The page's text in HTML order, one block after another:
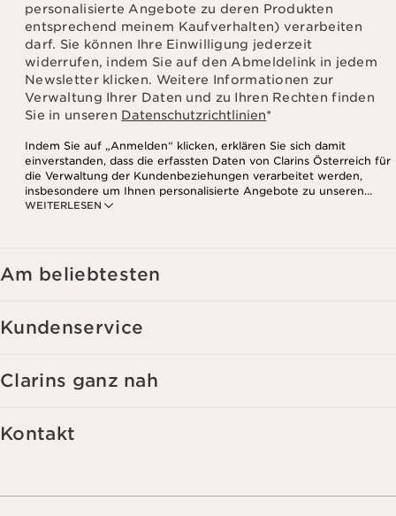
personalisierte Angebote zu deren Produkten
entsprechend meinem Kaufverhalten) verarbeiten
darf. Sie können Ihre Einwilligung jederzeit
widerrufen, indem Sie auf den Abmeldelink in jedem
Newsletter klicken. Weitere Informationen zur
Verwaltung Ihrer Daten und zu Ihren Rechten finden
Sie in unseren Datenschutzrichtlinien*
WEITERLESEN
Indem Sie auf „Anmelden“ klicken, erklären Sie sich damit
einverstanden, dass die erfassten Daten von Clarins Österreich für
die Verwaltung der Kundenbeziehungen verarbeitet werden,
insbesondere um Ihnen personalisierte Angebote zu unseren
Produkten und Dienstleistungen entsprechend Ihrem
Am beliebtesten
Kundenservice
Clarins ganz nah
Kontakt